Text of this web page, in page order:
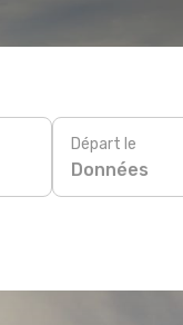
Départ le
Données